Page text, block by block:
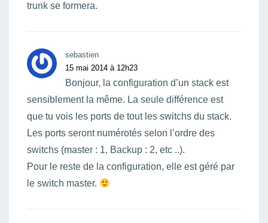
trunk se formera.
sebastien
15 mai 2014 à 12h23
Bonjour, la configuration d’un stack est
sensiblement la même. La seule différence est
que tu vois les ports de tout les switchs du stack.
Les ports seront numérotés selon l’ordre des
switchs (master : 1, Backup : 2, etc ..).
Pour le reste de la configuration, elle est géré par
le switch master.